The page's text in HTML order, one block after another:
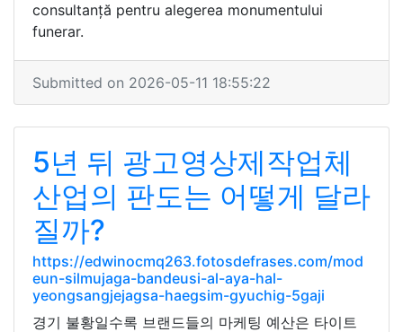
consultanță pentru alegerea monumentului
funerar.
Submitted on 2026-05-11 18:55:22
5년 뒤 광고영상제작업체
산업의 판도는 어떻게 달라
질까?
https://edwinocmq263.fotosdefrases.com/mod
eun-silmujaga-bandeusi-al-aya-hal-
yeongsangjejagsa-haegsim-gyuchig-5gaji
경기 불황일수록 브랜드들의 마케팅 예산은 타이트